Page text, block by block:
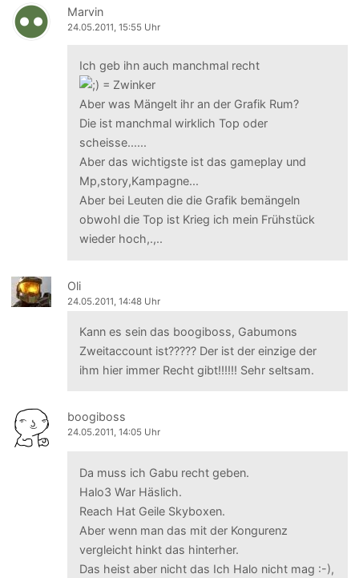
Marvin
24.05.2011, 15:55 Uhr
Ich geb ihn auch manchmal recht
Aber was Mängelt ihr an der Grafik Rum?
Die ist manchmal wirklich Top oder
scheisse......
Aber das wichtigste ist das gameplay und
Mp,story,Kampagne...
Aber bei Leuten die die Grafik bemängeln
obwohl die Top ist Krieg ich mein Frühstück
wieder hoch,.,..
Oli
24.05.2011, 14:48 Uhr
Kann es sein das boogiboss, Gabumons
Zweitaccount ist????? Der ist der einzige der
ihm hier immer Recht gibt!!!!!! Sehr seltsam.
boogiboss
24.05.2011, 14:05 Uhr
Da muss ich Gabu recht geben.
Halo3 War Häslich.
Reach Hat Geile Skyboxen.
Aber wenn man das mit der Kongurenz
vergleicht hinkt das hinterher.
Das heist aber nicht das Ich Halo nicht mag :-),